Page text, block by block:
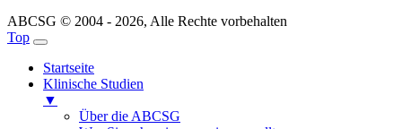
ABCSG © 2004 - 2026, Alle Rechte vorbehalten
Top
Startseite
Klinische Studien
▼
Über die ABCSG